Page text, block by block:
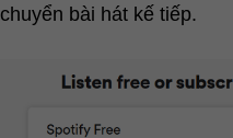
chuyển bài hát kế tiếp.